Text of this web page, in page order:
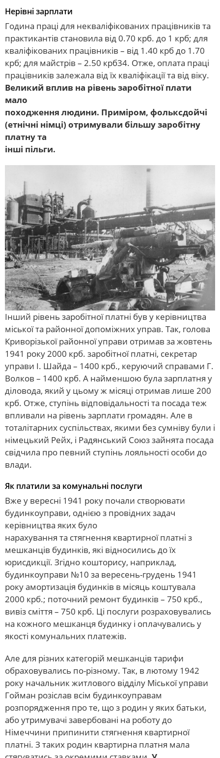
Нерівні зарплати
Година праці для некваліфікованих працівників та
практикантів становила від 0.70 крб. до 1 крб; для
кваліфікованих працівників – від 1.40 крб до 1.70
крб; для майстрів – 2.50 крб34. Отже, оплата праці
працівників залежала від їх кваліфікації та від віку.
Великий вплив на рівень заробітної плати
мало
походження людини. Приміром, фольксдойчі
(етнічні німці) отримували більшу заробітну
платну та
інші пільги.
Інший рівень заробітної платні був у керівництва
міської та районної допоміжних управ. Так, голова
Криворізької районної управи отримав за жовтень
1941 року 2000 крб. заробітної платні, секретар
управи І. Шайда – 1400 крб., керуючий справами Г.
Волков – 1400 крб. А найменшою була зарплатня у
діловода, який у цьому ж місяці отримав лише 200
крб. Отже, ступінь відповідальності та посада теж
впливали на рівень зарплати громадян. Але в
тоталітарних суспільствах, якими без сумніву були і
німецький Рейх, і Радянський Союз зайнята посада
свідчила про певний ступінь лояльності особи до
влади.
Як платили за комунальні послуги
Вже у вересні 1941 року почали створювати
будинкоуправи, однією з провідних задач
керівництва яких було
нарахування та стягнення квартирної платні з
мешканців будинків, які відносились до їх
юрисдикції. Згідно кошторису, наприклад,
будинкоуправи №10 за вересень-грудень 1941
року амортизація будинків в місяць коштувала
2000 крб.; поточний ремонт будинків – 750 крб.,
вивіз сміття – 750 крб. Ці послуги розраховувались
на кожного мешканця будинку і оплачувались у
якості комунальних платежів.
Але для різних категорій мешканців тарифи
обраховувались по-різному. Так, в лютому 1942
року начальник житлового відділу Міської управи
Гойман розіслав всім будинкоуправам
розпорядження про те, що з родин у яких батьки,
або утримувачі завербовані на роботу до
Німеччини припинити стягнення квартирної
платні. З таких родин квартирна платня мала